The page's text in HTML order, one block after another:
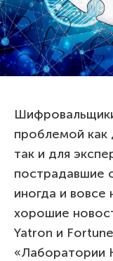
проблемой как
так и для
пострадавшие
иногда и
хорошие
Yatron и
«Лаборатории